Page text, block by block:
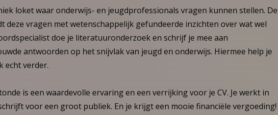
loket waar onderwijs- en jeugdprofessionals vragen kunnen stellen. De
deze vragen met wetenschappelijk gefundeerde inzichten over wat wel
doe je literatuuronderzoek en schrijf je mee aan
antwoorden op het snijvlak van jeugd en onderwijs. Hiermee help je
echt verder.
is een waardevolle ervaring en een verrijking voor je CV. Je werkt in
voor een groot publiek. En je krijgt een mooie financiële vergoeding!